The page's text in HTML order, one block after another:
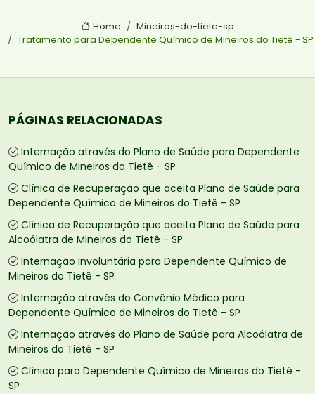
Home
Mineiros-do-tiete-sp
Tratamento para Dependente Químico de Mineiros do Tietê - SP
PÁGINAS RELACIONADAS
Internação através do Plano de Saúde para Dependente
Químico de Mineiros do Tietê - SP
Clínica de Recuperação que aceita Plano de Saúde para
Dependente Químico de Mineiros do Tietê - SP
Clínica de Recuperação que aceita Plano de Saúde para
Alcoólatra de Mineiros do Tietê - SP
Internação Involuntária para Dependente Químico de
Mineiros do Tietê - SP
Internação através do Convênio Médico para
Dependente Químico de Mineiros do Tietê - SP
Internação através do Plano de Saúde para Alcoólatra de
Mineiros do Tietê - SP
Clínica para Dependente Químico de Mineiros do Tietê -
SP